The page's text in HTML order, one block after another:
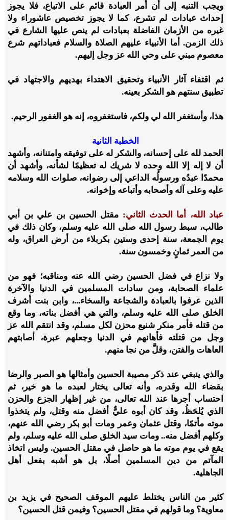
ويجب التنبه إلى أن أمر العبادة قائم على الاتباع، فلا يجوز
إحداث عبادات لم تشرع، كما لا يجوز تخصيص عاشوراء ولا
غيره من الأزمان الفاضلة بعبادات لم ينص عليها الشارع في
ذلك الزمن. أما الأنبياء عليهم الصلاة والسلام فعباداتهم شرع
معصوم مبني على وحي الله عز وجل إليهم.
ثم اقتفاء آثار الأنبياء وتحقيق الاهتداء بهديهم والاجتهاد في
تطبيق سنتهم هو الشكر بعينه.
هذا، وأستغفر الله لي ولكم، فاستغفروه، إنه هو الغفور الرحيم.
الخطبة الثانية
الحمد لله على إحسانه، والشكر له على توفيقه وامتنانه، وأشهد
أن لا إله إلا الله وحده لا شريك له تعظيمًا لشأنه، وأشهد أن
محمدًا عبدُه ورسولُه الداعي إلى رضوانه، صلوات الله وسلامه
عليه وعلى آله وأصحابه وأتباعه وإخوانه.
عباد الله، أما الحدث الثاني: مقتل الحسين بن علي بن أبي
طالب، سبط رسول الله صلى الله عليه وسلم، وكان ذلك في
يوم الجمعة، سنة إحدى وستين بكربلاء من أرض العراق، وله
من العمر ثمانٍ وخمسون سنة.
ولا نزاع في فضل الحسين رضي الله عنه ومناقبه؛ فهو من
علماء الصحابة، ومن سادات المسلمين في الدنيا والآخرة
الذين عرفوا بالعبادة والشجاعة والسخاء...، وابن بنت أشرف
الخلق صلى الله عليه وسلم، والتي هي أفضل بناته، وما وقع
من قتله فأمر منكر شنيع محزن لكل مسلم، وقد انتقم الله عز
وجل من قتلته فأهانهم في الدنيا وجعلهم عبرة، أصابتهم
العاهات والفتن، وقلَّ من نجا منهم.
والذي ينبغي عند ذكر مصيبة الحسين وأمثالها هو الصبر والرضا
بقضاء الله وقدره، وأنه تعالى يختار لعبده ما هو خير، ثم
احتساب أجرها عند الله تعالى، من غير إظهار الجزع والحزن
الذي يُلحَظُ، وقد كان أبوه عليٌّ أفضل منه وقتل، ولم يتخذوا
موته مأتمًا، وقتل عثمان وعمر ومات أبو بكر رضي الله عنهم،
وكلهم أفضل منه.. ومات سيد الخلق صلى الله عليه وسلم، ولم
يقع في يوم موته ما هو حاصل في مقتل الحسين. وليس اتخاذ
المآتم من دين المسلمين أصلًا، بل هو أشبه بفعل أهل
الجاهلية.
كثير من الناس يختلط عليهم الموقف الصحيح في يزيد بن
معاوية؟ وما قولهم في مقتل الحسين؟ وفيمن قتل الحسين؟